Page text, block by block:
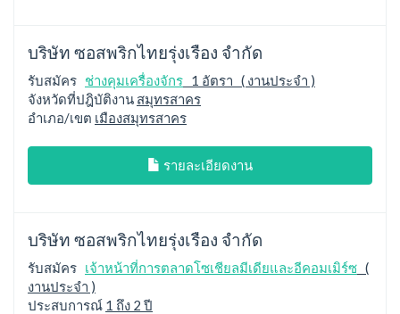
บริษัท ซอสพริกไทยรุ่งเรือง จำกัด
รับสมัคร ช่างคุมเครื่องจักร 1 อัตรา ( งานประจำ )
จังหวัดที่ปฎิบัติงาน สมุทรสาคร
อำเภอ/เขต เมืองสมุทรสาคร
รายละเอียดงาน
บริษัท ซอสพริกไทยรุ่งเรือง จำกัด
รับสมัคร เจ้าหน้าที่การตลาดโซเชียลมีเดียและอีคอมเมิร์ซ (
งานประจำ )
ประสบการณ์ 1 ถึง 2 ปี